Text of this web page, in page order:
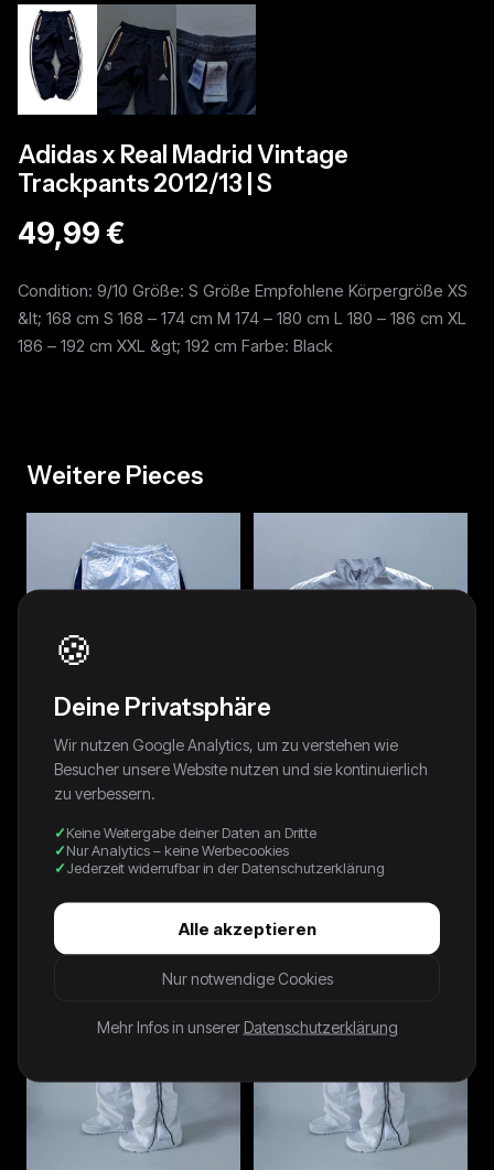
Adidas x Real Madrid Vintage
Trackpants 2012/13 | S
49,99 €
Condition: 9/10 Größe: S Größe Empfohlene Körpergröße XS
&lt; 168 cm S 168 – 174 cm M 174 – 180 cm L 180 – 186 cm XL
186 – 192 cm XXL &gt; 192 cm Farbe: Black
Weitere Pieces
Trackpants | XS
64,00 €
64,00 €
🍪
Deine Privatsphäre
Wir nutzen Google Analytics, um zu verstehen wie
Besucher unsere Website nutzen und sie kontinuierlich
zu verbessern.
Keine Weitergabe deiner Daten an Dritte
Nur Analytics – keine Werbecookies
Jederzeit widerrufbar in der Datenschutzerklärung
Alle akzeptieren
Nur notwendige Cookies
Mehr Infos in unserer Datenschutzerklärung